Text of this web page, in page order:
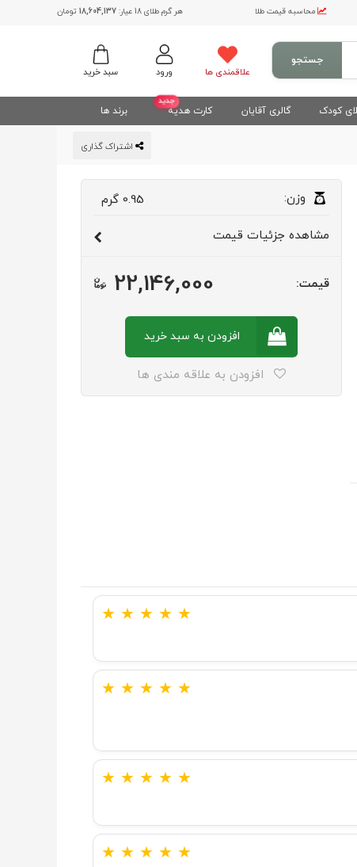
محاسبه قیمت طلا هر گرم طلای 18 عیار: 18,604,137 تومان
سبد خرید ورود علاقمندی ها
جستجو
کودک گالری آقایان
جدید
کارت هدیه برند ها
وزن: 0.95 گرم
مشاهده جزئیات قیمت
قیمت: 22,146,000
افزودن به سبدخرید
افزودن به علاقه مندی ها
★ ★ ★ ★ ★
★ ★ ★ ★ ★
★ ★ ★ ★ ★
★ ★ ★ ★ ★